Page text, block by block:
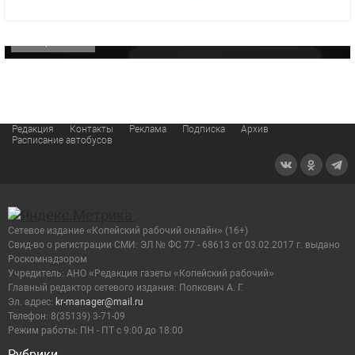
Редакция Контакты Реклама Подписка
Архив
Расписание автобусов
Сетевое издание «Копейский рабочий онлайн» (16+)
Cвид-во о регистрации СМИ: ЭЛ № ФС 77 - 68613 от 03.02.2017 г. выдано
Роскомнадзором
Учредитель: АНО «Редакция газеты «Копейский рабочий»
Главный редактор сетевого издания: Попкович А. Г.
Эл. адрес: kr-manager@mail.ru
Телефон: 8(35139) 3-71-09
Режим работы: ПН - ПТ с 9:00 до 18:00